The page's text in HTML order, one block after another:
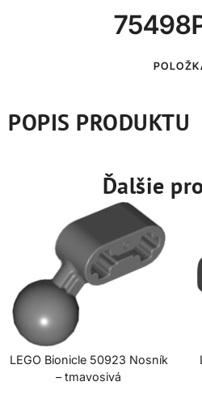
POPIS PRODUKTU
Ďalšie
LEGO Bionicle 50923 Nosník
– tmavosivá